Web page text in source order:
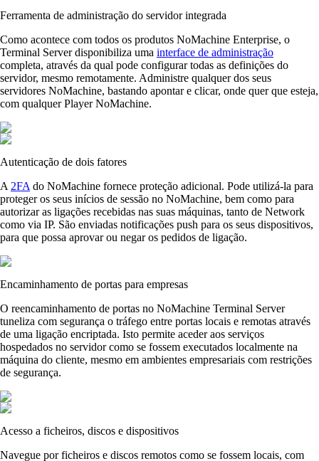
Ferramenta de administração do servidor integrada
Como acontece com todos os produtos NoMachine Enterprise, o
Terminal Server disponibiliza uma interface de administração
completa, através da qual pode configurar todas as definições do
servidor, mesmo remotamente. Administre qualquer dos seus
servidores NoMachine, bastando apontar e clicar, onde quer que esteja,
com qualquer Player NoMachine.
Autenticação de dois fatores
A 2FA do NoMachine fornece proteção adicional. Pode utilizá-la para
proteger os seus inícios de sessão no NoMachine, bem como para
autorizar as ligações recebidas nas suas máquinas, tanto de Network
como via IP. São enviadas notificações push para os seus dispositivos,
para que possa aprovar ou negar os pedidos de ligação.
Encaminhamento de portas para empresas
O reencaminhamento de portas no NoMachine Terminal Server
tuneliza com segurança o tráfego entre portas locais e remotas através
de uma ligação encriptada. Isto permite aceder aos serviços
hospedados no servidor como se fossem executados localmente na
máquina do cliente, mesmo em ambientes empresariais com restrições
de segurança.
Acesso a ficheiros, discos e dispositivos
Navegue por ficheiros e discos remotos como se fossem locais, com